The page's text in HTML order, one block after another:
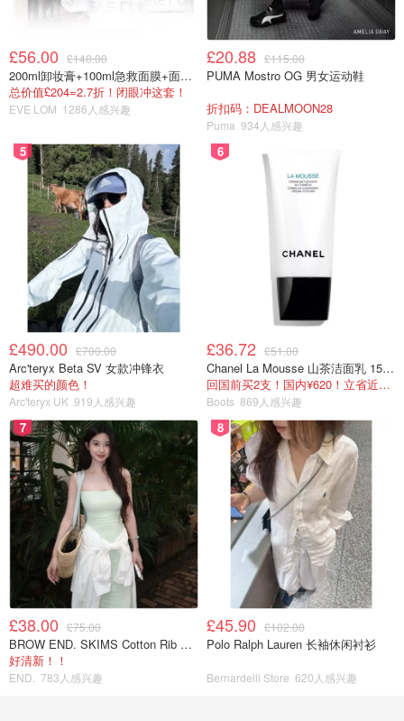
£56.00 £140.00
200ml卸妆膏+100ml急救面膜+面霜+洁颜布
总价值£204=2.7折！闭眼冲这套！
EVE LOM 1286人感兴趣
£20.88 £115.00
PUMA Mostro OG 男女运动鞋
折扣码：DEALMOON28
Puma 934人感兴趣
5
£490.00 £700.00
Arc'teryx Beta SV 女款冲锋衣
超难买的颜色！
Arc'teryx UK 919人感兴趣
6
£36.72 £51.00
Chanel La Mousse 山茶洁面乳 150ml
回国前买2支！国内¥620！立省近一半！
Boots 869人感兴趣
7
£38.00 £75.00
BROW END. SKIMS Cotton Rib 长款背心连衣裙 薄荷绿
好清新！！
END. 783人感兴趣
8
£45.90 £102.00
Polo Ralph Lauren 长袖休闲衬衫
Bernardelli Store 620人感兴趣